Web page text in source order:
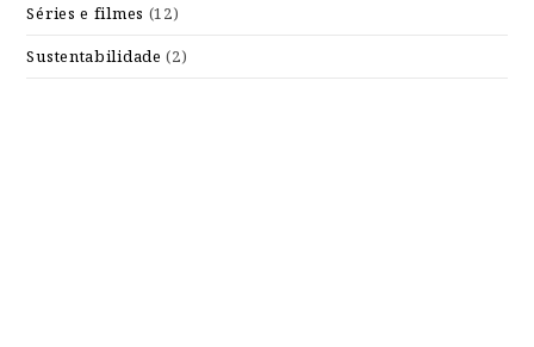
Séries e filmes (12)
Sustentabilidade (2)